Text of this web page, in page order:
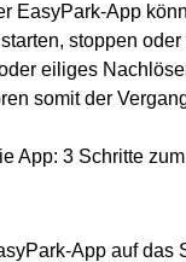
EasyPark-App
stoppen
eiliges
somit der
App: 3 Schritte
App auf das